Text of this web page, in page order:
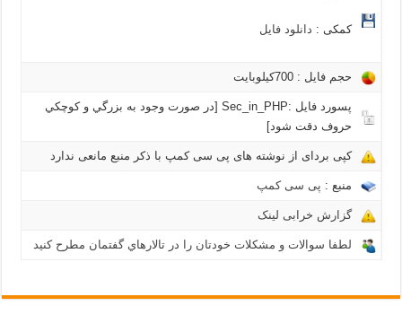
کمکی : دانلود فایل
حجم فایل : 700کیلوبايت
پسورد فایل :Sec_in_PHP [در صورت وجود به بزرگي و كوچكي
حروف دقت شود]
کپی بردای از نوشته های پی سی کمپ با ذکر منبع مانعی ندارد
منبع : پی سی کمپ
گزارش خرابی لینک
لطفا سوالات و مشکلات خودتان را در تالارهاي گفتمان مطرح کنید